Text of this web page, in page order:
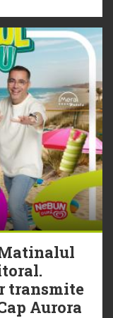
transmite
Aurora